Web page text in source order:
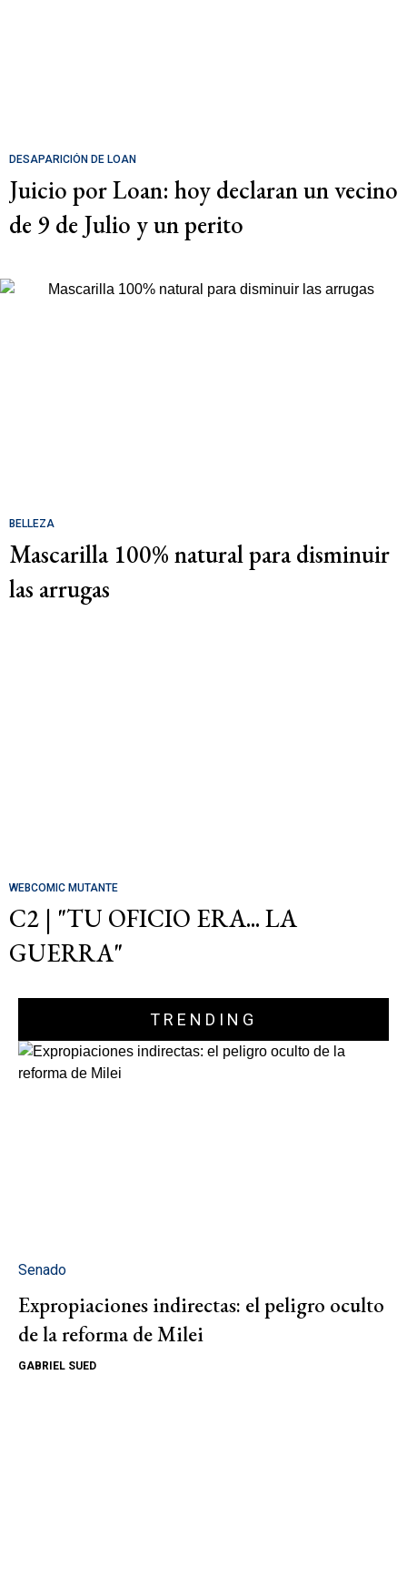
DESAPARICIÓN DE LOAN
Juicio por Loan: hoy declaran un vecino
de 9 de Julio y un perito
BELLEZA
Mascarilla 100% natural para disminuir
las arrugas
WEBCOMIC MUTANTE
C2 | "TU OFICIO ERA... LA
GUERRA"
TRENDING
Senado
Expropiaciones indirectas: el peligro oculto
de la reforma de Milei
GABRIEL SUED